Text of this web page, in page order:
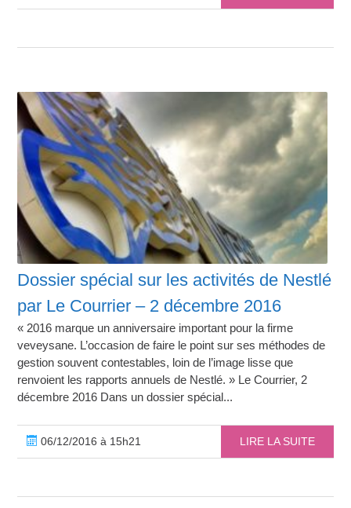
Dossier spécial sur les activités de Nestlé
par Le Courrier – 2 décembre 2016
« 2016 marque un anniversaire important pour la firme
veveysane. L’occasion de faire le point sur ses méthodes de
gestion souvent contestables, loin de l’image lisse que
renvoient les rapports annuels de Nestlé. » Le Courrier, 2
décembre 2016 Dans un dossier spécial...
06/12/2016 à 15h21 LIRE LA SUITE